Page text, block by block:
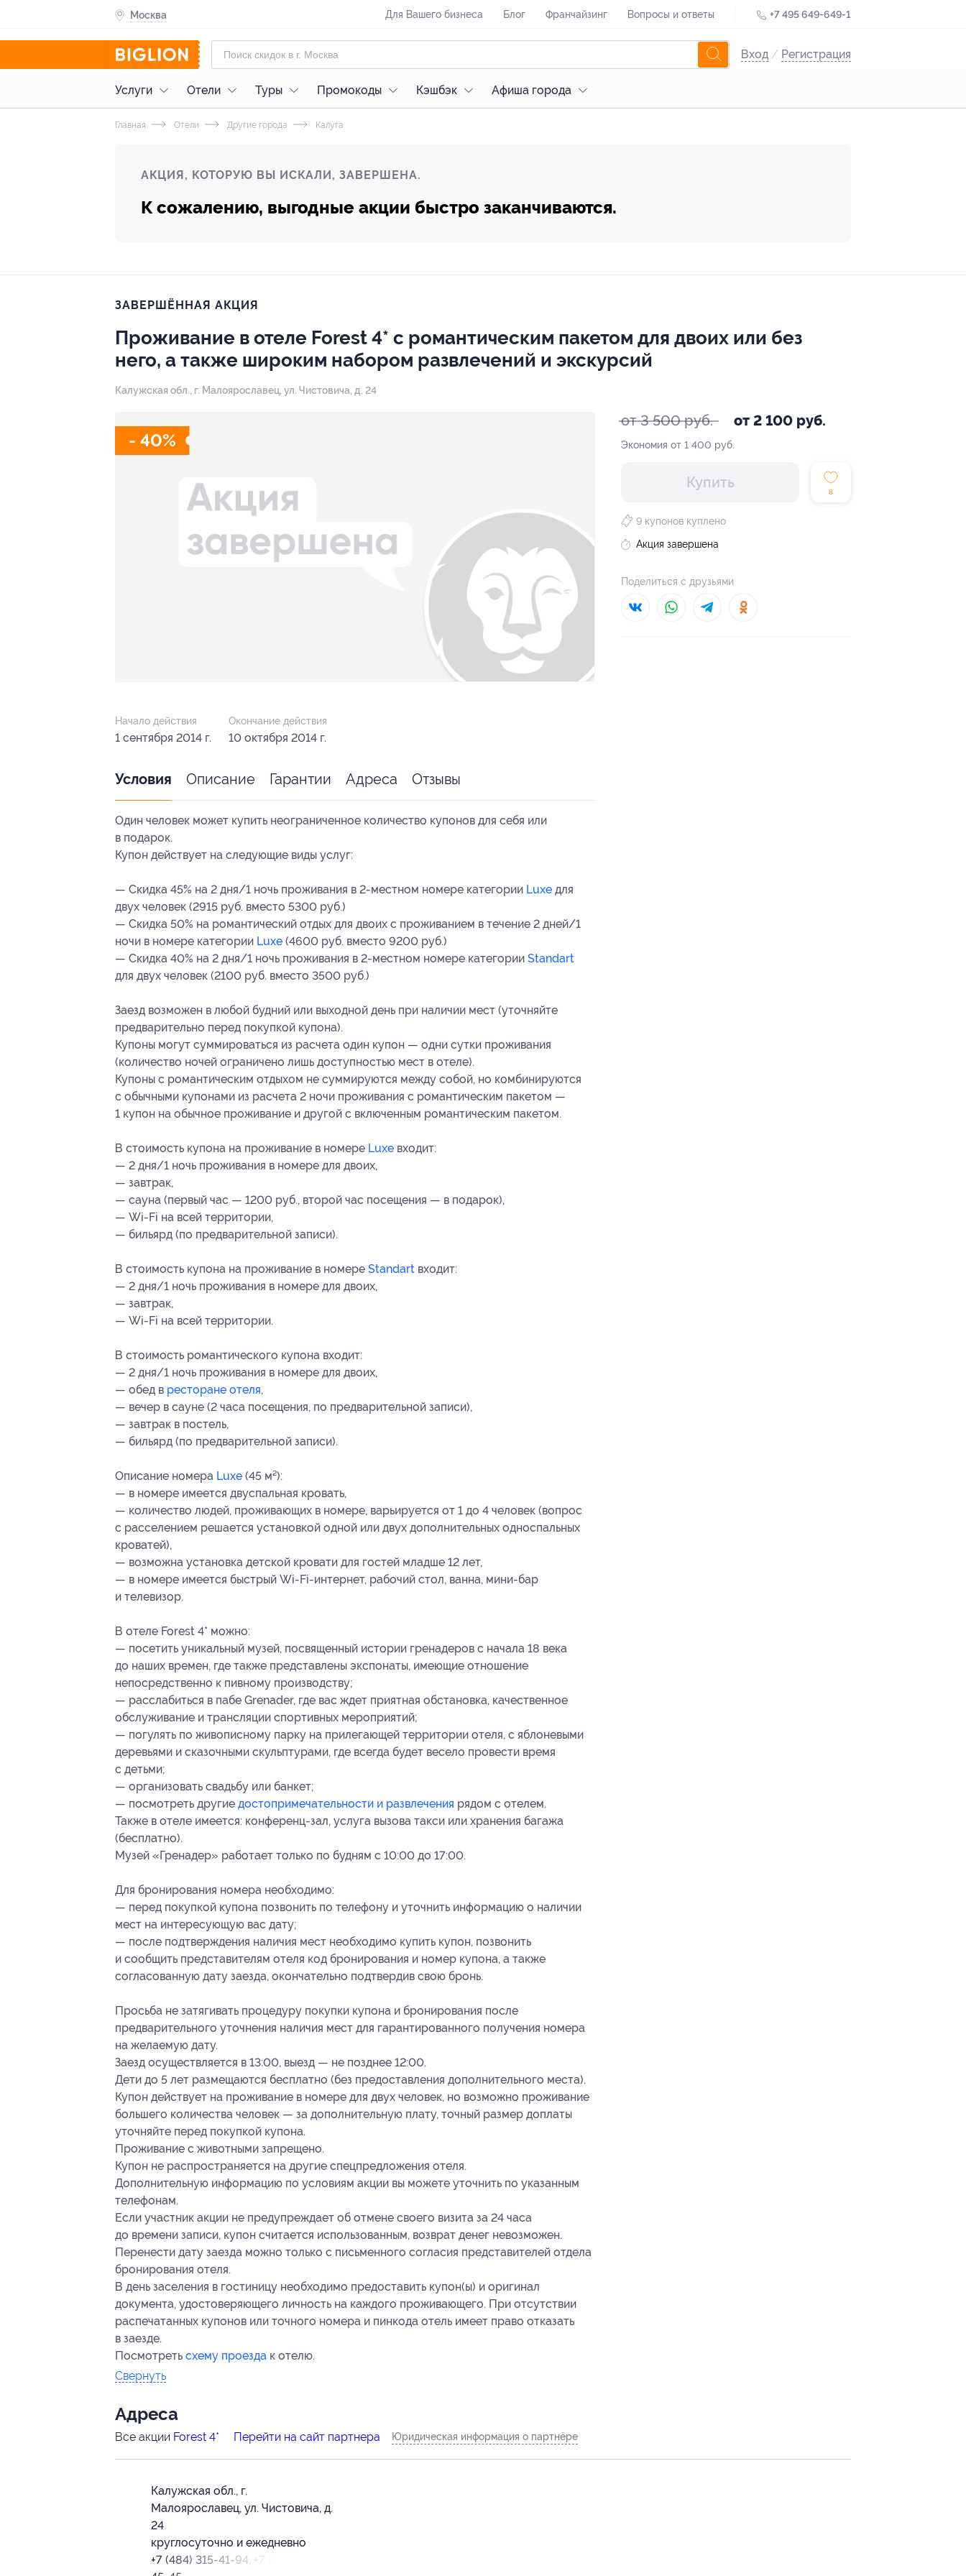
Москва Для Вашего бизнеса Блог Франчайзинг Вопросы и ответы +7 495 649-649-1
Вход / Регистрация
Услуги Отели Туры Промокоды Кэшбэк Афиша города
Главная Отели Другие города Калуга
АКЦИЯ, КОТОРУЮ ВЫ ИСКАЛИ, ЗАВЕРШЕНА.
К сожалению, выгодные акции быстро заканчиваются.
ЗАВЕРШЁННАЯ АКЦИЯ
Проживание в отеле Forest 4* с романтическим пакетом для двоих или без
него, а также широким набором развлечений и экскурсий
Калужская обл., г. Малоярославец, ул. Чистовича, д. 24
- 40%
от 3 500 руб. от 2 100 руб.
Экономия от 1 400 руб.
Купить
8
9 купонов куплено
Акция завершена
Поделиться с друзьями
Начало действия
1 сентября 2014 г.
Окончание действия
10 октября 2014 г.
Условия Описание Гарантии Адреса Отзывы
Один человек может купить неограниченное количество купонов для себя или
в подарок.
Купон действует на следующие виды услуг:
— Скидка 45% на 2 дня/1 ночь проживания в 2-местном номере категории Luxe для
двух человек (2915 руб. вместо 5300 руб.)
— Скидка 50% на романтический отдых для двоих с проживанием в течение 2 дней/1
ночи в номере категории Luxe (4600 руб. вместо 9200 руб.)
— Скидка 40% на 2 дня/1 ночь проживания в 2-местном номере категории Standart
для двух человек (2100 руб. вместо 3500 руб.)
Заезд возможен в любой будний или выходной день при наличии мест (уточняйте
предварительно перед покупкой купона).
Купоны могут суммироваться из расчета один купон — одни сутки проживания
(количество ночей ограничено лишь доступностью мест в отеле).
Купоны с романтическим отдыхом не суммируются между собой, но комбинируются
с обычными купонами из расчета 2 ночи проживания с романтическим пакетом —
1 купон на обычное проживание и другой с включенным романтическим пакетом.
В стоимость купона на проживание в номере Luxe входит:
— 2 дня/1 ночь проживания в номере для двоих,
— завтрак,
— сауна (первый час — 1200 руб., второй час посещения — в подарок),
— Wi-Fi на всей территории,
— бильярд (по предварительной записи).
В стоимость купона на проживание в номере Standart входит:
— 2 дня/1 ночь проживания в номере для двоих,
— завтрак,
— Wi-Fi на всей территории.
В стоимость романтического купона входит:
— 2 дня/1 ночь проживания в номере для двоих,
— обед в ресторане отеля,
— вечер в сауне (2 часа посещения, по предварительной записи),
— завтрак в постель,
— бильярд (по предварительной записи).
Описание номера Luxe (45 м²):
— в номере имеется двуспальная кровать,
— количество людей, проживающих в номере, варьируется от 1 до 4 человек (вопрос
с расселением решается установкой одной или двух дополнительных односпальных
кроватей),
— возможна установка детской кровати для гостей младше 12 лет,
— в номере имеется быстрый Wi-Fi-интернет, рабочий стол, ванна, мини-бар
и телевизор.
В отеле Forest 4* можно:
— посетить уникальный музей, посвященный истории гренадеров с начала 18 века
до наших времен, где также представлены экспонаты, имеющие отношение
непосредственно к пивному производству;
— расслабиться в пабе Grenader, где вас ждет приятная обстановка, качественное
обслуживание и трансляции спортивных мероприятий;
— погулять по живописному парку на прилегающей территории отеля, с яблоневыми
деревьями и сказочными скульптурами, где всегда будет весело провести время
с детьми;
— организовать свадьбу или банкет;
— посмотреть другие достопримечательности и развлечения рядом с отелем.
Также в отеле имеется: конференц-зал, услуга вызова такси или хранения багажа
(бесплатно).
Музей «Гренадер» работает только по будням с 10:00 до 17:00.
Для бронирования номера необходимо:
— перед покупкой купона позвонить по телефону и уточнить информацию о наличии
мест на интересующую вас дату;
— после подтверждения наличия мест необходимо купить купон, позвонить
и сообщить представителям отеля код бронирования и номер купона, а также
согласованную дату заезда, окончательно подтвердив свою бронь.
Просьба не затягивать процедуру покупки купона и бронирования после
предварительного уточнения наличия мест для гарантированного получения номера
на желаемую дату.
Заезд осуществляется в 13:00, выезд — не позднее 12:00.
Дети до 5 лет размещаются бесплатно (без предоставления дополнительного места).
Купон действует на проживание в номере для двух человек, но возможно проживание
большего количества человек — за дополнительную плату, точный размер доплаты
уточняйте перед покупкой купона.
Проживание с животными запрещено.
Купон не распространяется на другие спецпредложения отеля.
Дополнительную информацию по условиям акции вы можете уточнить по указанным
телефонам.
Если участник акции не предупреждает об отмене своего визита за 24 часа
до времени записи, купон считается использованным, возврат денег невозможен.
Перенести дату заезда можно только с письменного согласия представителей отдела
бронирования отеля.
В день заселения в гостиницу необходимо предоставить купон(ы) и оригинал
документа, удостоверяющего личность на каждого проживающего. При отсутствии
распечатанных купонов или точного номера и пинкода отель имеет право отказать
в заезде.
Посмотреть схему проезда к отелю.
Свернуть
Адресa
Все акции Forest 4* Перейти на сайт партнера Юридическая информация о партнёре
Калужская обл., г.
Малоярославец, ул. Чистовича, д.
24
круглосуточно и ежедневно
+7 (484) 315-41-94, +7 (910) 520-